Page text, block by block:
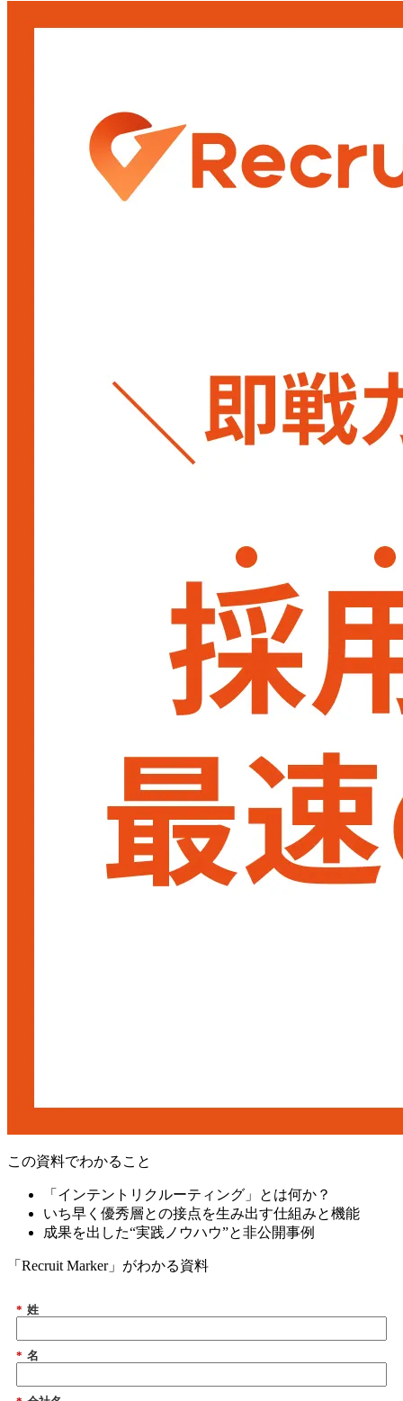
この資料でわかること
「インテントリクルーティング」とは何か？
いち早く優秀層との接点を生み出す仕組みと機能
成果を出した“実践ノウハウ”と非公開事例
「Recruit Marker」がわかる資料
* 姓
* 名